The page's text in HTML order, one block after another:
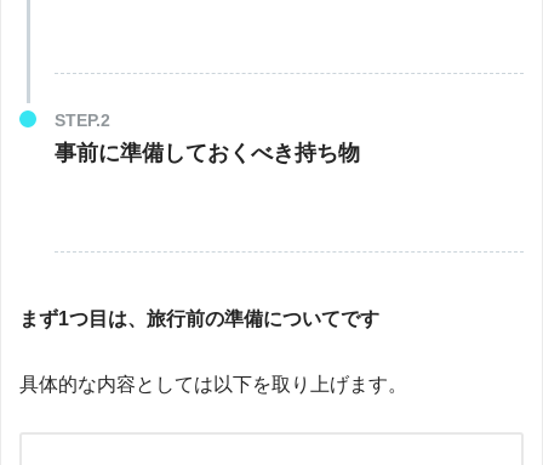
事前に準備しておくべき持ち物
まず1つ目は、旅行前の準備についてです
具体的な内容としては以下を取り上げます。